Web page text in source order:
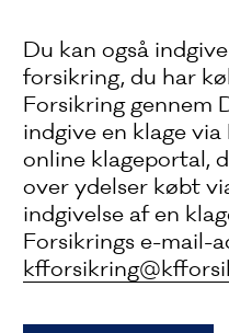
Du kan også
forsikring, du har
Forsikring gennem
indgive en klage
online klageportal,
over ydelser købt
indgivelse af en
Forsikrings e-mail-